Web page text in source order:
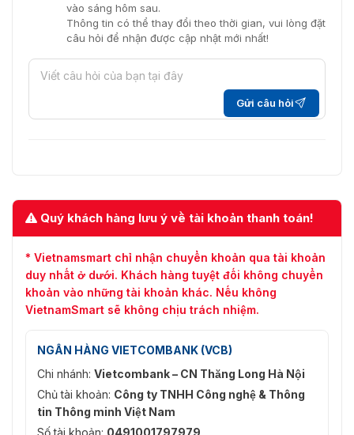
Bóng đèn 100,000 giờ
Giá đỡ mô-đun
DS-DL111050W 11; DS-DL211050W
vào sáng hôm sau.
Thông tin có thể thay đổi theo thời gian, vui lòng đặt
câu hỏi để nhận được cập nhật mới nhất!
Gửi câu hỏi
Quý khách hàng lưu ý về tài khoản thanh toán!
* Vietnamsmart chỉ nhận chuyển khoản qua tài khoản
duy nhất ở dưới. Khách hàng tuyệt đối không chuyển
khoản vào những tài khoản khác. Nếu không
VietnamSmart sẽ không chịu trách nhiệm.
NGÂN HÀNG VIETCOMBANK (VCB)
Chi nhánh: Vietcombank – CN Thăng Long Hà Nội
Chủ tài khoản: Công ty TNHH Công nghệ & Thông
tin Thông minh Việt Nam
Số tài khoản: 0491001797979